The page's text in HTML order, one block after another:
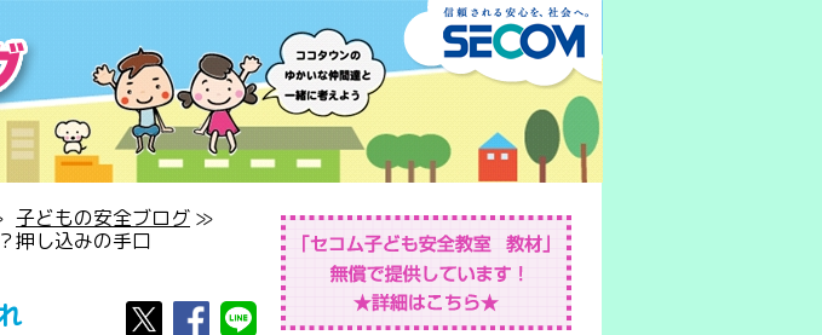
子どもの安全ブログ ≫
押し込みの手口